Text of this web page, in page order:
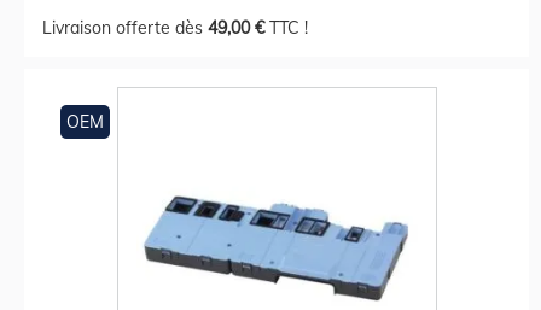
Livraison offerte dès 49,00 €TTC !
OEM